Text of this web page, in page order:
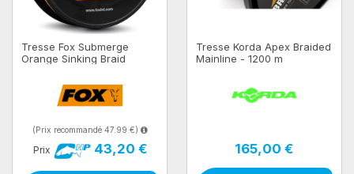
Tresse Fox Submerge
Orange Sinking Braid
(Prix recommandé 47.99 €)
Prix 43,20 €
Tresse Korda Apex Braided
Mainline - 1200 m
165,00 €